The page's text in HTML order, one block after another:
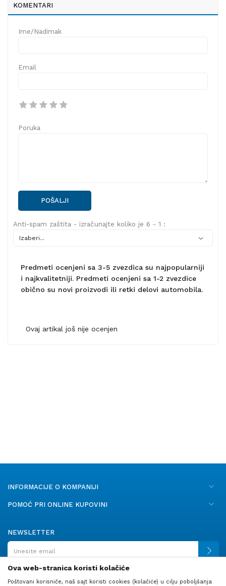
KOMENTARI
Ime/Nadimak
Email
Poruka
POŠALJI
Anti-spam zaštita - izračunajte koliko je 6 - 1 :
Predmeti ocenjeni sa 3-5 zvezdica su najpopularniji
i najkvalitetniji. Predmeti ocenjeni sa 1-2 zvezdice
obično su novi proizvodi ili retki delovi automobila.
Ovaj artikal još nije ocenjen
INFORMACIJE O KOMPANIJI
POMOĆ PRI ONLINE KUPOVINI
NEWSLETTER
Ova web-stranica koristi kolačiće
Poštovani korisniče, naš sajt koristi cookies (kolačiće) u cilju poboljšanja